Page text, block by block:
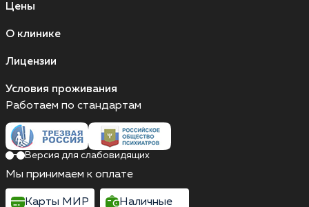
Цены
О клинике
Лицензии
Условия проживания
Работаем по стандартам
Версия для слабовидящих
Мы принимаем к оплате
Карты МИР Наличные